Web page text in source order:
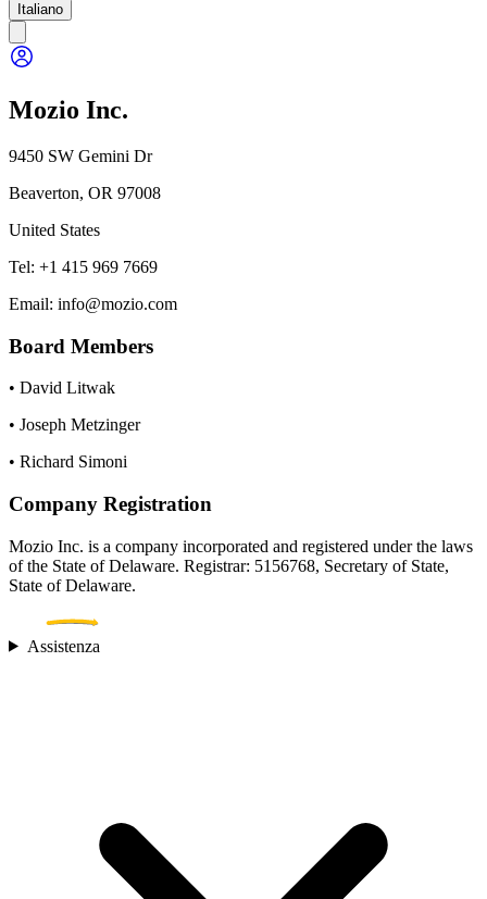
Italiano
Mozio Inc.
9450 SW Gemini Dr
Beaverton, OR 97008
United States
Tel: +1 415 969 7669
Email: info@mozio.com
Board Members
• David Litwak
• Joseph Metzinger
• Richard Simoni
Company Registration
Mozio Inc. is a company incorporated and registered under the laws
of the State of Delaware. Registrar: 5156768, Secretary of State,
State of Delaware.
Assistenza